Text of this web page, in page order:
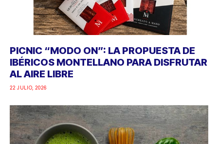
PICNIC “MODO ON”: LA PROPUESTA DE
IBÉRICOS MONTELLANO PARA DISFRUTAR
AL AIRE LIBRE
22 JULIO, 2026